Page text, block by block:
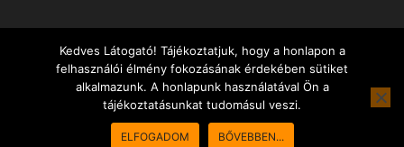
Rendeléseket 10:00-21:30 között tudunk felvenni!
Kedves Látogató! Tájékoztatjuk, hogy a honlapon a
felhasználói élmény fokozásának érdekében sütiket
alkalmazunk. A honlapunk használatával Ön a
tájékoztatásunkat tudomásul veszi.
ELFOGADOM BŐVEBBEN...